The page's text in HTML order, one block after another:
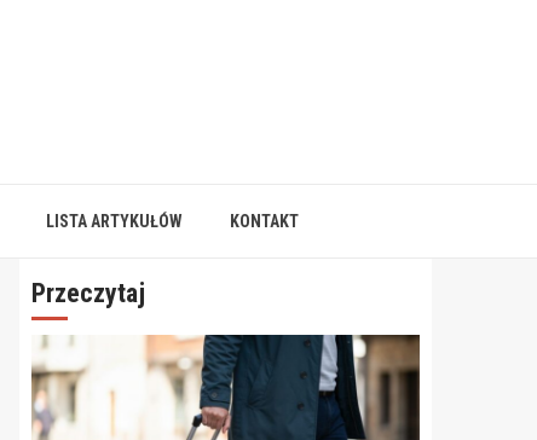
LISTA ARTYKUŁÓW KONTAKT
Przeczytaj